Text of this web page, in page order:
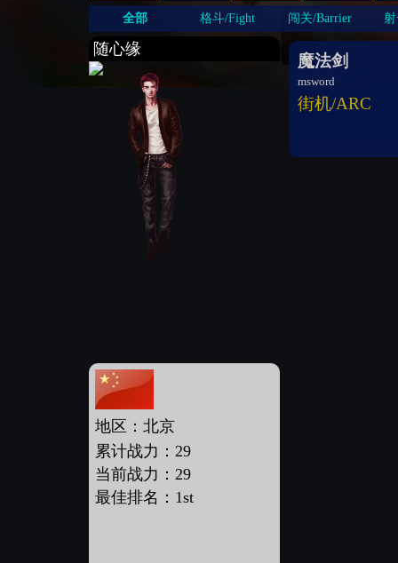
全部 格斗/Fight 闯关/Barrier 射
随心缘
地区：北京
累计战力：29
当前战力：29
最佳排名：1st
魔法剑
msword
街机/ARC